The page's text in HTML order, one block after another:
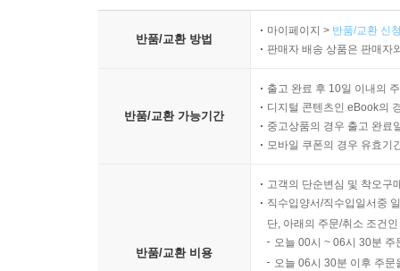
반품/교환 방법
마이페이지 > 반품/교환 신
판매자 배송 상품은 판매자
반품/교환 가능기간
출고 완료 후 10일 이내의
디지털 콘텐츠인 eBook의
중고상품의 경우 출고 완료
모바일 쿠폰의 경우 유효기
반품/교환 비용
고객의 단순변심 및 착오구
직수입양서/직수입일서중
단, 아래의 주문/취소 조건
오늘 00시 ~ 06시 30분
오늘 06시 30분 이후 주